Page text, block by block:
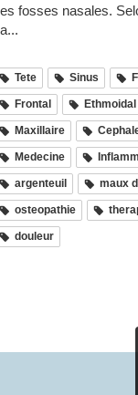
fosses nasales.
Tete Sinus
Frontal Ethmoidal
Maxillaire
Medecine
argenteuil maux
osteopathie
douleur